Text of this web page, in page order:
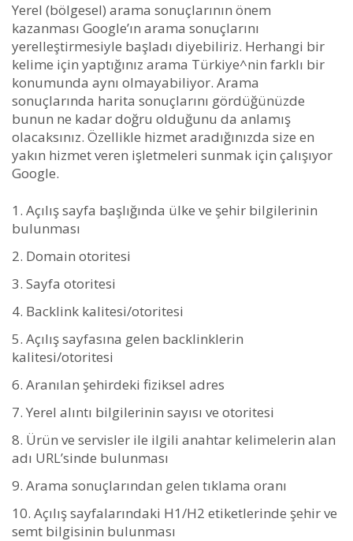
Yerel (bölgesel) arama sonuçlarının önem
kazanması Google’ın arama sonuçlarını
yerelleştirmesiyle başladı diyebiliriz. Herhangi bir
kelime için yaptığınız arama Türkiye^nin farklı bir
konumunda aynı olmayabiliyor. Arama
sonuçlarında harita sonuçlarını gördüğünüzde
bunun ne kadar doğru olduğunu da anlamış
olacaksınız. Özellikle hizmet aradığınızda size en
yakın hizmet veren işletmeleri sunmak için çalışıyor
Google.
Açılış sayfa başlığında ülke ve şehir bilgilerinin
bulunması
Domain otoritesi
Sayfa otoritesi
Backlink kalitesi/otoritesi
Açılış sayfasına gelen backlinklerin
kalitesi/otoritesi
Aranılan şehirdeki fiziksel adres
Yerel alıntı bilgilerinin sayısı ve otoritesi
Ürün ve servisler ile ilgili anahtar kelimelerin alan
adı URL’sinde bulunması
Arama sonuçlarından gelen tıklama oranı
Açılış sayfalarındaki H1/H2 etiketlerinde şehir ve
semt bilgisinin bulunması